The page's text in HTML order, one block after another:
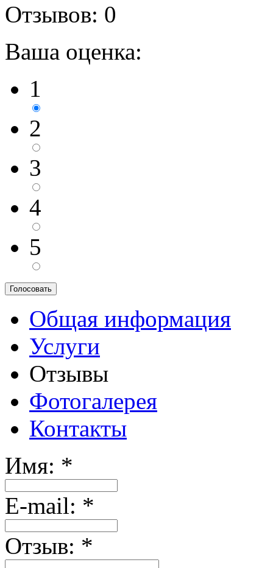
Отзывов: 0
Ваша оценка:
1
2
3
4
5
Общая информация
Услуги
Отзывы
Фотогалерея
Контакты
Имя: *
E-mail: *
Отзыв: *